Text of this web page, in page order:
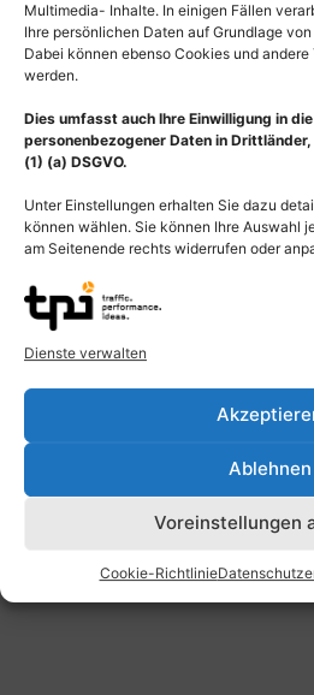
Multimedia- Inhalte. In einigen Fällen
Ihre persönlichen Daten auf Grundlage
Dabei können ebenso Cookies und
werden.
Dies umfasst auch Ihre Einwilligung in
personenbezogener Daten in
(1) (a) DSGVO.
Unter Einstellungen erhalten Sie dazu
können wählen. Sie können Ihre Auswahl
am Seitenende rechts widerrufen oder
Dienste verwalten
Ablehnen
Voreinstellungen
Cookie-Richtlinie
Vorkasse
Überweise direkt an unsere
nutze die Bestellnummer
unserem Konto versandt.
Sie erhalten nach der
von uns. Bitte überweisen
innerhalb von 14 Tagen
Konto.
Startseite Bildautor
©